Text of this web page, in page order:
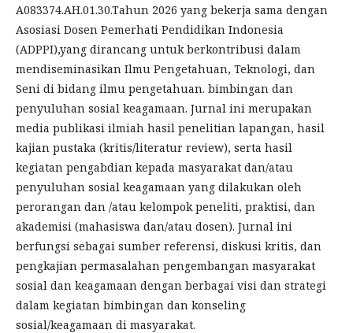
A083374.AH.01.30.Tahun 2026 yang bekerja sama dengan
Asosiasi Dosen Pemerhati Pendidikan Indonesia
(ADPPI),yang dirancang untuk berkontribusi dalam
mendiseminasikan Ilmu Pengetahuan, Teknologi, dan
Seni di bidang ilmu pengetahuan. bimbingan dan
penyuluhan sosial keagamaan. Jurnal ini merupakan
media publikasi ilmiah hasil penelitian lapangan, hasil
kajian pustaka (kritis/literatur review), serta hasil
kegiatan pengabdian kepada masyarakat dan/atau
penyuluhan sosial keagamaan yang dilakukan oleh
perorangan dan /atau kelompok peneliti, praktisi, dan
akademisi (mahasiswa dan/atau dosen). Jurnal ini
berfungsi sebagai sumber referensi, diskusi kritis, dan
pengkajian permasalahan pengembangan masyarakat
sosial dan keagamaan dengan berbagai visi dan strategi
dalam kegiatan bimbingan dan konseling
sosial/keagamaan di masyarakat.